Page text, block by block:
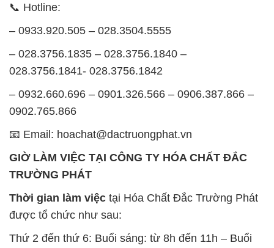
📞 Hotline:
– 0933.920.505 – 028.3504.5555
– 028.3756.1835 – 028.3756.1840 –
028.3756.1841- 028.3756.1842
– 0932.660.696 – 0901.326.566 – 0906.387.866 –
0902.765.866
📧 Email: hoachat@dactruongphat.vn
GIỜ LÀM VIỆC TẠI CÔNG TY HÓA CHẤT ĐẮC
TRƯỜNG PHÁT
Thời gian làm việc tại Hóa Chất Đắc Trường Phát
được tổ chức như sau:
Thứ 2 đến thứ 6: Buổi sáng: từ 8h đến 11h – Buổi